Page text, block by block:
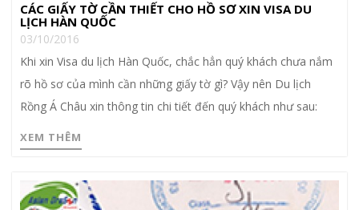
CÁC GIẤY TỜ CẦN THIẾT CHO HỒ SƠ XIN VISA DU
LỊCH HÀN QUỐC
03/10/2016
Khi xin Visa du lịch Hàn Quốc, chắc hẳn quý khách chưa nắm
rõ hồ sơ của mình cần những giấy tờ gì? Vậy nên Du lịch
Rồng Á Châu xin thông tin chi tiết đến quý khách như sau:
XEM THÊM